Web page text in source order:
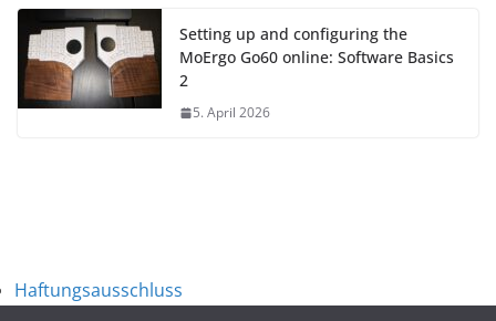
Setting up and configuring the
MoErgo Go60 online: Software Basics
2
5. April 2026
Haftungsausschluss